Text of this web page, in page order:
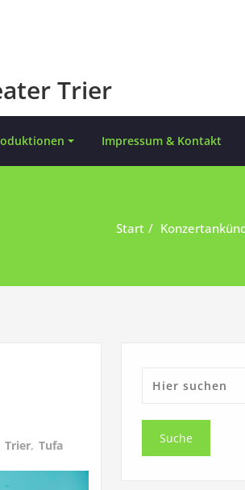
Trier
Impressum & Kontakt
Start
Trier, Tufa